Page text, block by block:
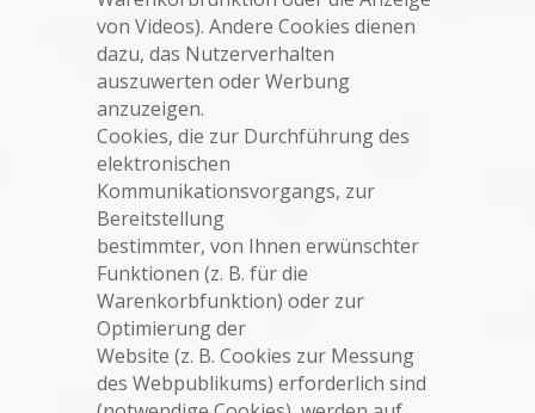
von Videos). Andere Cookies dienen
dazu, das Nutzerverhalten
auszuwerten oder Werbung
anzuzeigen.
Cookies, die zur Durchführung des
elektronischen
Kommunikationsvorgangs, zur
Bereitstellung
bestimmter, von Ihnen erwünschter
Funktionen (z. B. für die
Warenkorbfunktion) oder zur
Optimierung der
Website (z. B. Cookies zur Messung
des Webpublikums) erforderlich sind